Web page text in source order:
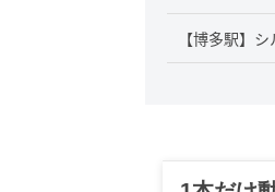
【博多駅】